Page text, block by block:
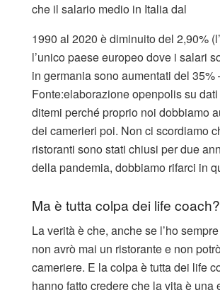
che il salario medio in Italia dal
1990 al 2020 è diminuito del 2,90%
l’unico paese europeo dove i salari
in germania sono aumentati del 35%
Fonte:elaborazione openpolis su
ditemi perché proprio noi dobbiamo
dei camerieri poi. Non ci scordiamo
ristoranti sono stati chiusi per due
della pandemia, dobbiamo rifarci in
Ma è tutta colpa dei life coach?
La verità è che, anche se l’ho
non avrò mai un ristorante e non
cameriere. E la colpa è tutta dei life
hanno fatto credere che la vita è una